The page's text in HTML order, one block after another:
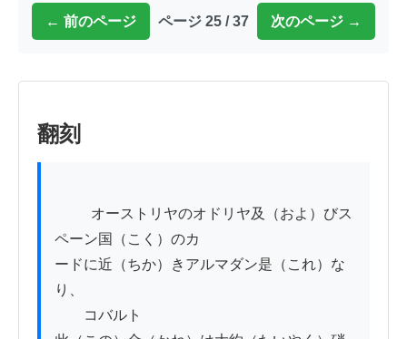
← 前のページ ページ 25 / 37 次のページ →
翻刻
ペーン国（こく）のカ
ードに近（ちか）きアルマダン是（これ）な
り、
コバルト